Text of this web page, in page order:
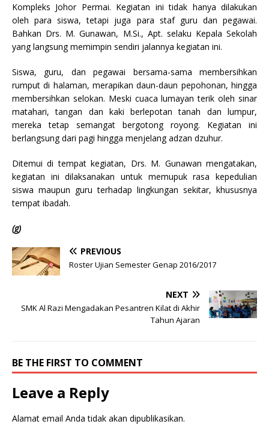
Kompleks Johor Permai. Kegiatan ini tidak hanya dilakukan
oleh para siswa,tetapi juga para staf guru dan pegawai.
Bahkan Drs. M. Gunawan, M.Si., Apt. selaku Kepala Sekolah
yang langsung memimpin sendiri jalannya kegiatan ini.
Siswa, guru, dan pegawai bersama-sama membersihkan
rumput di halaman, merapikan daun-daun pepohonan, hingga
membersihkan selokan. Meski cuaca lumayan terik oleh sinar
matahari, tangan dan kaki berlepotan tanah dan lumpur,
mereka tetap semangat bergotong royong. Kegiatan ini
berlangsung dari pagi hingga menjelang adzan dzuhur.
Ditemui di tempat kegiatan, Drs. M. Gunawan mengatakan,
kegiatan ini dilaksanakan untuk memupuk rasa kepedulian
siswa maupun guru terhadap lingkungan sekitar, khususnya
tempat ibadah.
(g)
PREVIOUS
Roster Ujian Semester Genap 2016/2017
NEXT
SMK Al Razi Mengadakan Pesantren Kilat di Akhir
Tahun Ajaran
BE THE FIRST TO COMMENT
Leave a Reply
Alamat email Anda tidak akan dipublikasikan.